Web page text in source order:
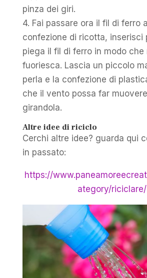
pinza dei giri.
4. Fai passare ora il fil di ferro
confezione di ricotta, inserisci
piega il fil di ferro in modo che
fuoriesca. Lascia un piccolo
perla e la confezione di
che il vento possa far
girandola.
Altre idee di riciclo
Cerchi altre idee? guarda qui
in passato:
https://
ategory/riciclare/